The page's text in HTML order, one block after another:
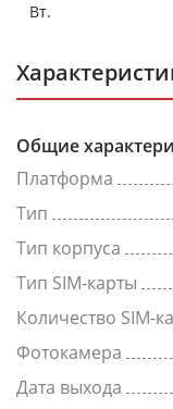
Вт.
Общие
Платформа
Тип
Тип корпуса
Тип SIM-карты
Количество SIM-
Фотокамера
Дата выхода